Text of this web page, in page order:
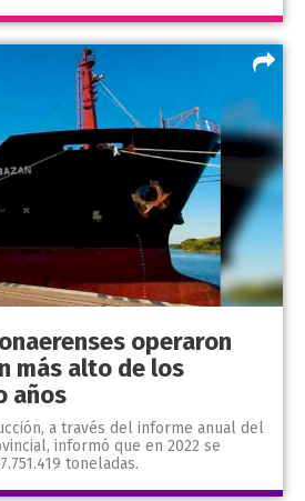
operaron
más alto de los
años
a través del informe anual del
informó que en 2022 se
toneladas.